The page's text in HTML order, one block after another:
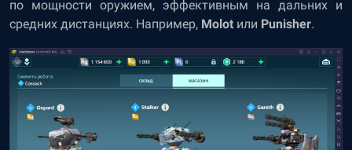
по мощности оружием, эффективным на дальних и
средних дистанциях. Например, Molot или Punisher.